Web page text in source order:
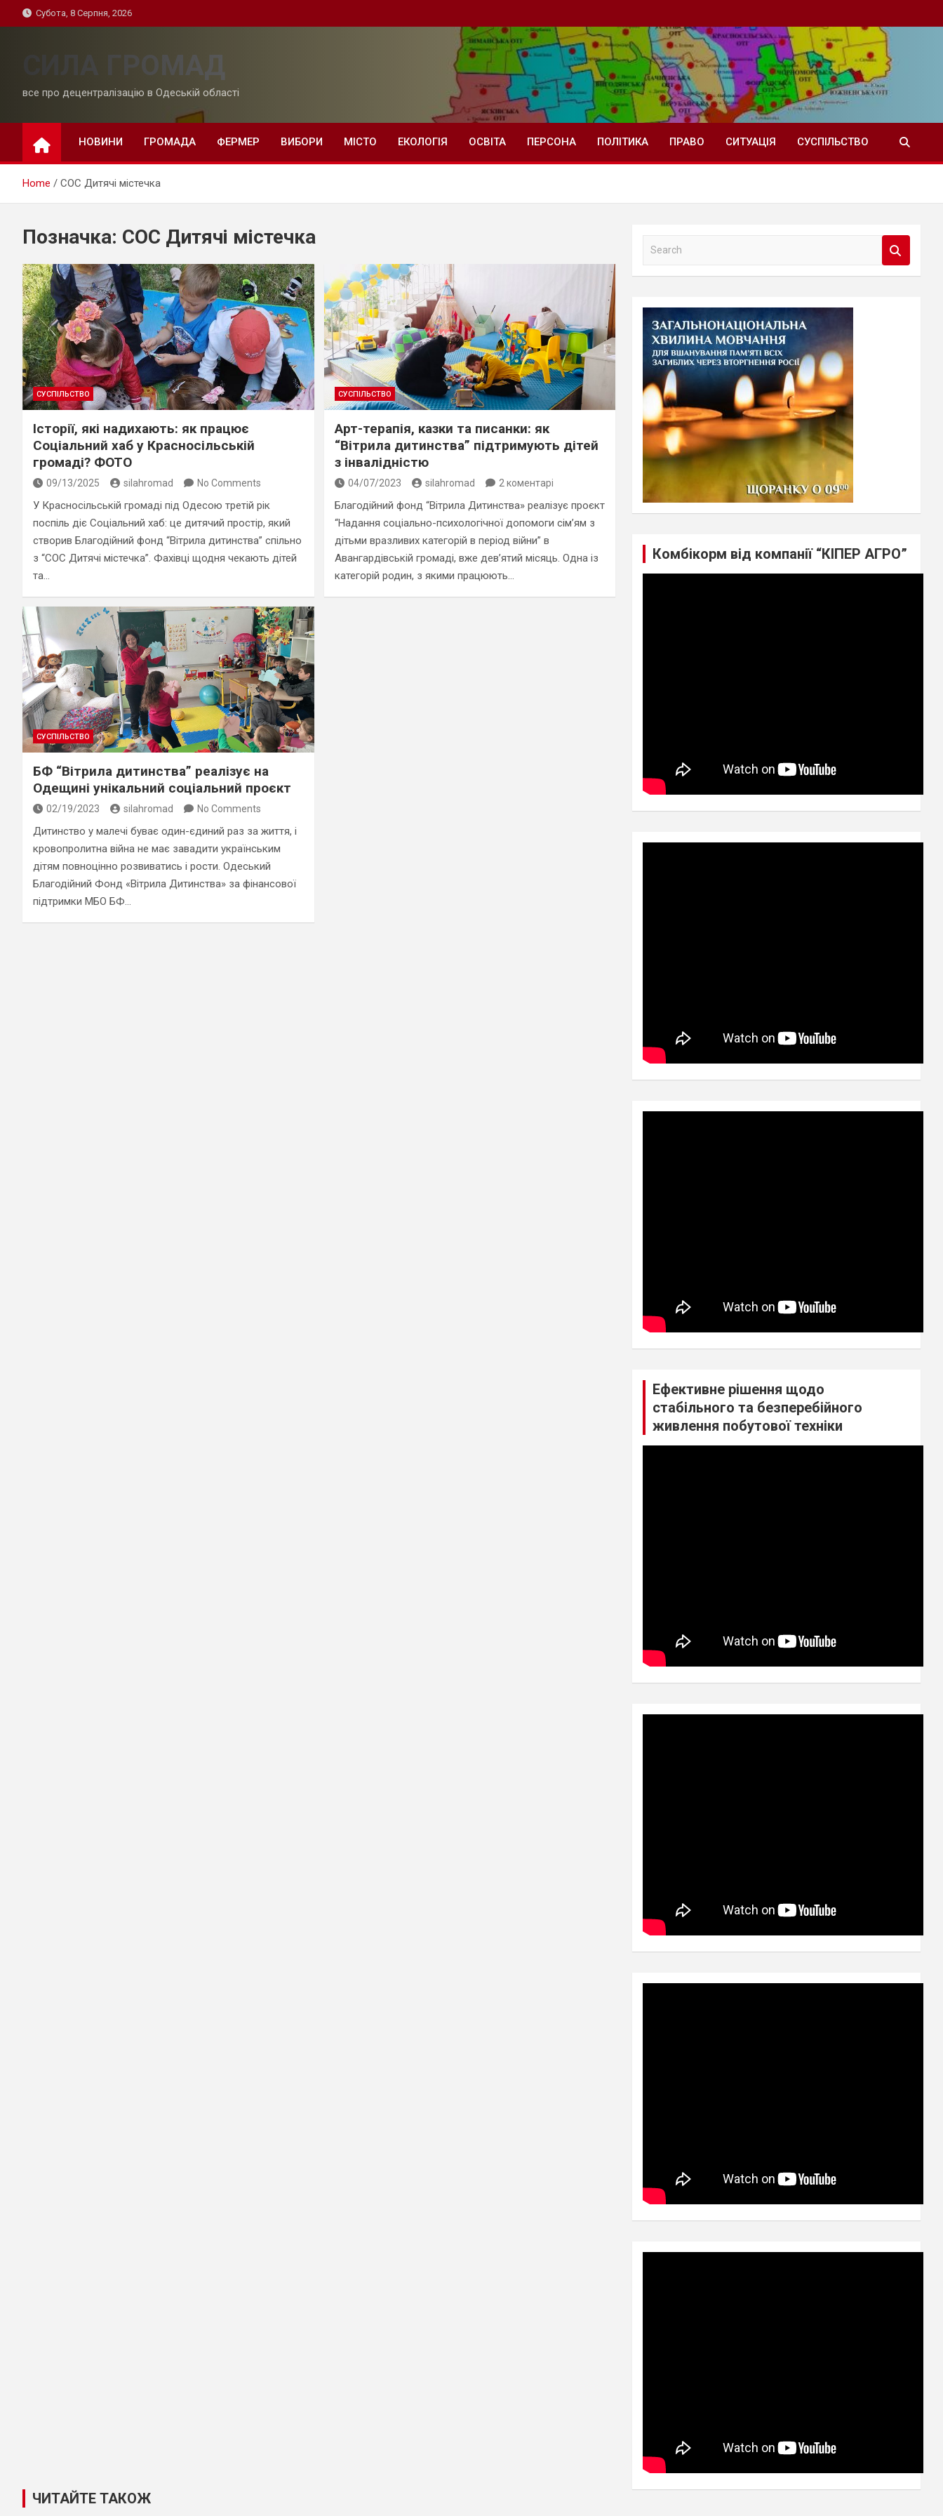
to
Субота, 8 Серпня, 2026
СИЛА ГРОМАД
все про децентралізацію в Одеській області
НОВИНИ ГРОМАДА ФЕРМЕР ВИБОРИ МІСТО ЕКОЛОГІЯ ОСВІТА ПЕРСОНА ПОЛІТИКА ПРАВО СИТУАЦІЯ СУСПІЛЬСТВО
Home СОС Дитячі містечка
Позначка: СОС Дитячі містечка
СУСПІЛЬСТВО
Історії, які надихають: як працює
Соціальний хаб у Красносільській
громаді? ФОТО
09/13/2025 silahromad No Comments
У Красносільській громаді під Одесою третій рік
поспіль діє Соціальний хаб: це дитячий простір, який
створив Благодійний фонд “Вітрила дитинства” спільно
з “СОС Дитячі містечка”. Фахівці щодня чекають дітей
та…
СУСПІЛЬСТВО
Арт-терапія, казки та писанки: як
“Вітрила дитинства” підтримують дітей
з інвалідністю
04/07/2023 silahromad 2 коментарі
Благодійний фонд “Вітрила Дитинства» реалізує проєкт
“Надання соціально-психологічної допомоги сім’ям з
дітьми вразливих категорій в період війни” в
Авангардівській громаді, вже дев’ятий місяць. Одна із
категорій родин, з якими працюють…
СУСПІЛЬСТВО
БФ “Вітрила дитинства” реалізує на
Одещині унікальний соціальний проєкт
02/19/2023 silahromad No Comments
Дитинство у малечі буває один-єдиний раз за життя, і
кровопролитна війна не має завадити українським
дітям повноцінно розвиватись і рости. Одеський
Благодійний Фонд «Вітрила Дитинства» за фінансової
підтримки МБО БФ…
a
Комбікорм від компанії “КІПЕР АГРО”
Ефективне рішення щодо
стабільного та безперебійного
живлення побутової техніки
ЧИТАЙТЕ ТАКОЖ